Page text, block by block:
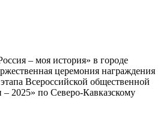
– моя история» в городе
церемония награждения
Всероссийской общественной
2025» по Северо-Кавказскому